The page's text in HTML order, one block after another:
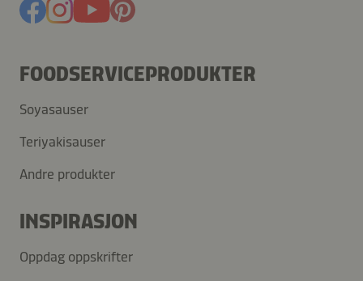
FOODSERVICEPRODUKTER
Soyasauser
Teriyakisauser
Andre produkter
INSPIRASJON
Oppdag oppskrifter